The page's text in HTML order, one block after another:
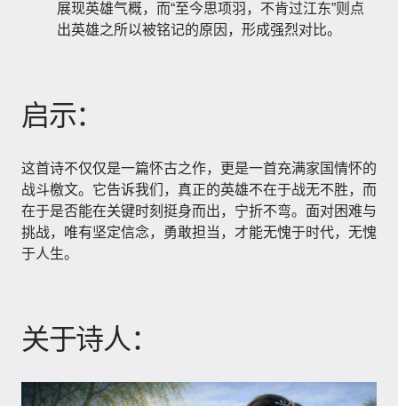
展现英雄气概，而“至今思项羽，不肯过江东”则点
出英雄之所以被铭记的原因，形成强烈对比。
启示：
这首诗不仅仅是一篇怀古之作，更是一首充满家国情怀的
战斗檄文。它告诉我们，真正的英雄不在于战无不胜，而
在于是否能在关键时刻挺身而出，宁折不弯。面对困难与
挑战，唯有坚定信念，勇敢担当，才能无愧于时代，无愧
于人生。
关于诗人：